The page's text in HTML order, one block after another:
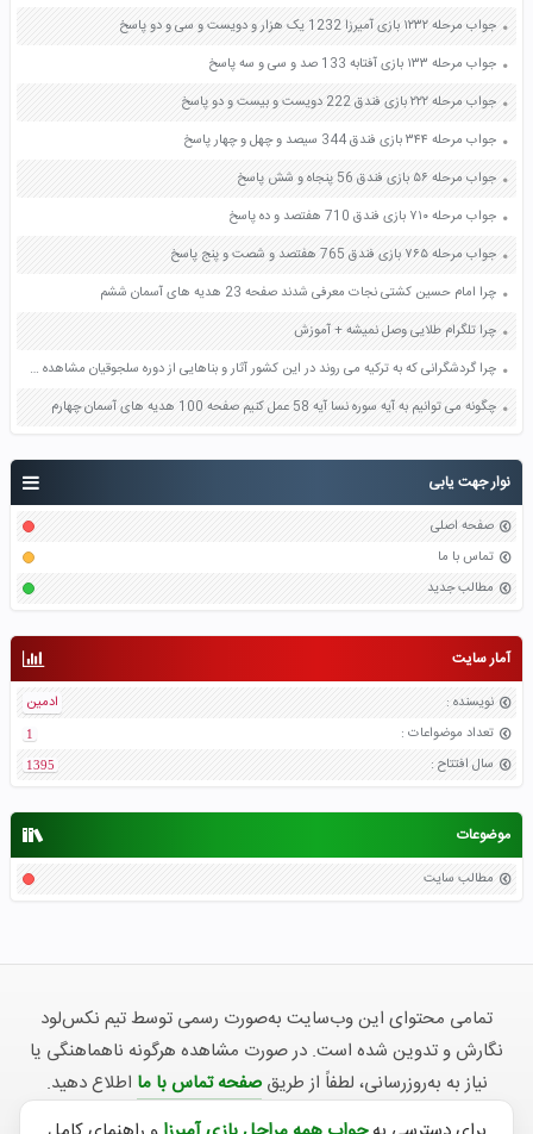
نوار جهت یابی
صفحه اصلی
تماس با ما
مطالب جدید
آمار سایت
نویسنده :
ادمین
تعداد موضواعات :
1
سال افتتاح :
1395
موضوعات
مطالب سایت
جواب مرحله ۱۲۳۲ بازی آمیرزا 1232 یک هزار و دویست و سی و دو پاسخ
جواب مرحله ۱۳۳ بازی آفتابه 133 صد و سی و سه پاسخ
جواب مرحله ۲۲۲ بازی فندق 222 دویست و بیست و دو پاسخ
جواب مرحله ۳۴۴ بازی فندق 344 سیصد و چهل و چهار پاسخ
جواب مرحله ۵۶ بازی فندق 56 پنجاه و شش پاسخ
جواب مرحله ۷۱۰ بازی فندق 710 هفتصد و ده پاسخ
جواب مرحله ۷۶۵ بازی فندق 765 هفتصد و شصت و پنج پاسخ
چرا امام حسین کشتی نجات معرفی شدند صفحه 23 هدیه های آسمان ششم
چرا تلگرام طلایی وصل نمیشه + آموزش
چرا گردشگرانی که به ترکیه می روند در این کشور آثار و بناهایی از دوره سلجوقیان مشاهده میکنند صفحه 82 مطالعات اجتماعی هشتم
چگونه می توانیم به آیه سوره نسا آیه 58 عمل کنیم صفحه 100 هدیه های آسمان چهارم
تمامی محتوای این وب‌سایت به‌صورت رسمی توسط تیم نکس‌لود
نگارش و تدوین شده است. در صورت مشاهده هرگونه ناهماهنگی یا
نیاز به به‌روزرسانی، لطفاً از طریقصفحه تماس با ما اطلاع دهید.